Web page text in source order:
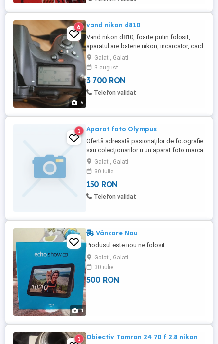
lesne ...
5
6 vand nikon d810
Vand nikon d810, foarte putin folosit,
aparatul are baterie nikon, incarcator, card
sdxc 64gb, card cf 64gb, capac corp,
curea, functioneaza si arata impecabil...
se poate atasa si un obiectiv fix de 50mm
total pretul fiind de 4000 lei ..sau 70-300vr
f4-5,6 4500 lei .sau 24-120 f4, cu capace la
Galati, Galati
3 august
3 700 RON
Telefon validat
1 Aparat foto Olympus
Ofertă adresată pasionaților de fotografie
sau colecționarilor u un aparat foto marca
Olympus, obiectiv telescopic cu zoom
105 acționat electric, afișaj electronic,
weatherproof, stare foarte bună de
funcționare.
Galati, Galati
30 iulie
150 RON
Telefon validat
1
Vânzare Nou
Produsul este nou ne folosit.
Galati, Galati
30 iulie
500 RON
1 Obiectiv Tamron 24 70 f 2.8 nikon